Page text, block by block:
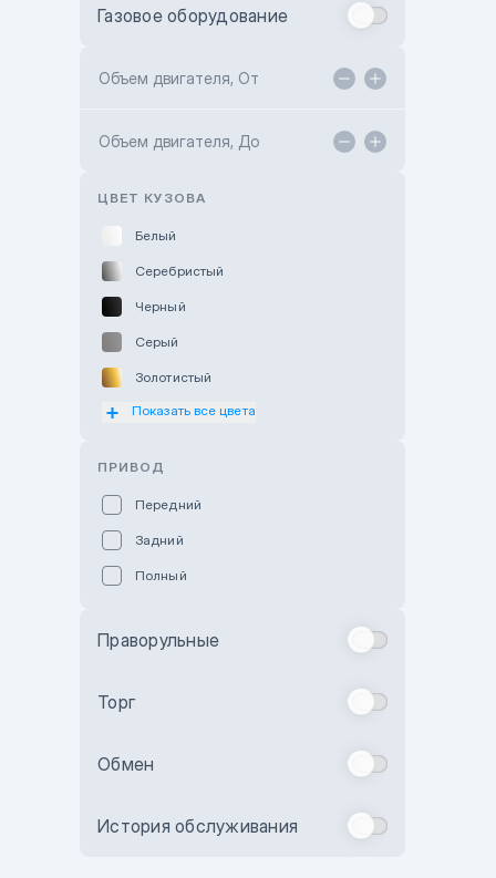
Toyota Kokshetau
Hyundai ShymCity
Газовое оборудование
Объем двигателя, От
Объем двигателя, До
ЦВЕТ КУЗОВА
Белый
Серебристый
Черный
Серый
Золотистый
Оранжевый
Бежевый
Комбинированный
Показать все цвета
ПРИВОД
Передний
Задний
Полный
Праворульные
Торг
Обмен
История обслуживания